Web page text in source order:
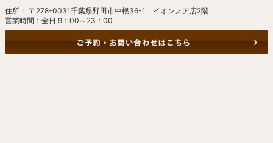
住所： 〒278-0031千葉県野田市中根36-1 イオンノア店2階
営業時間：全日 9：00～23：00